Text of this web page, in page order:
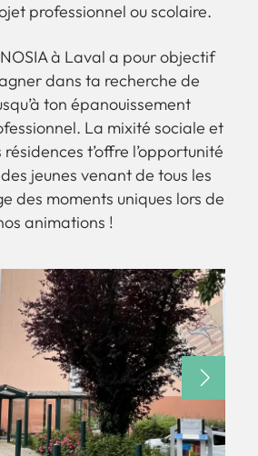
professionnel ou scolaire.
à Laval a pour objectif
dans ta recherche de
ton épanouissement
La mixité sociale et
t’offre l’opportunité
jeunes venant de tous les
des moments uniques lors de
animations !